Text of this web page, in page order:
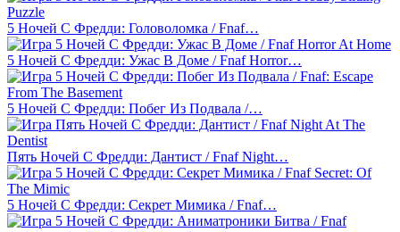
5 Ночей С Фредди: Головоломка / Fnaf…
5 Ночей С Фредди: Ужас В Доме / Fnaf Horror…
5 Ночей С Фредди: Побег Из Подвала /…
Пять Ночей С Фредди: Дантист / Fnaf Night…
5 Ночей С Фредди: Секрет Мимика / Fnaf…